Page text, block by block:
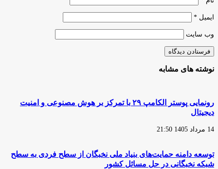
ایمیل *
وب‌ سایت
نوشته های مشابه
رونمایی پوستر الکامپ ۲۹ با تمرکز بر هوش مصنوعی و امنیت
دیجیتال
14 مرداد 1405 21:50
توسعه دامنه حمایت‌های بنیاد ملی نخبگان از سطح فردی به سطح
شبکه نخبگانی در حل مسائل کشور